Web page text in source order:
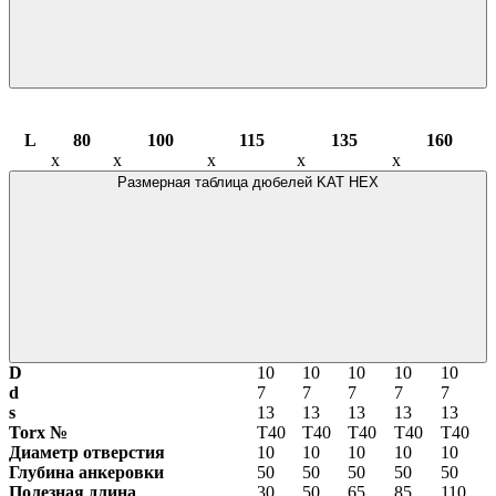
L 80 100 115 135
160
х
х х х х
Размерная таблица дюбелей KAT HEX
D 10 10 10 10
10
d
7 7 7 7
7
s
13 13 13 13
13
Torx №
Т40 Т40 Т40 Т40
Т40
Диаметр отверстия
10 10 10 10
10
Глубина анкеровки
50 50 50 50
50
Полезная длина
30 50 65 85 110